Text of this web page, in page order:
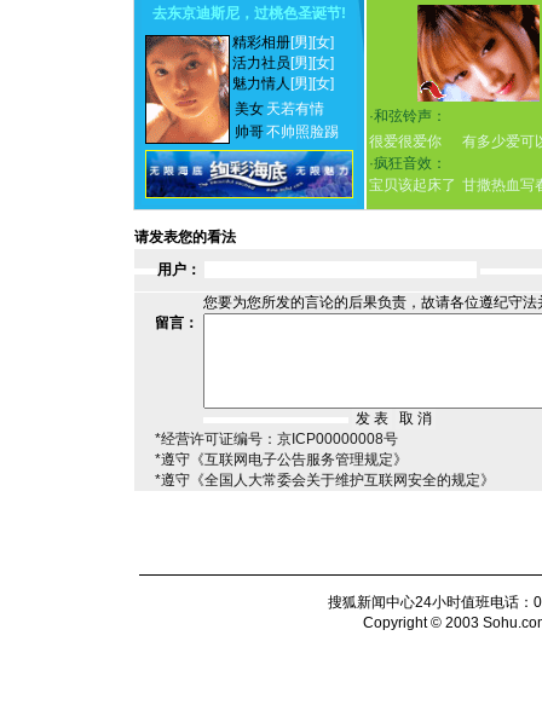
去东京迪斯尼，过桃色圣诞节!
精彩相册[男] [女]
活力社员 [男] [女]
魅力情人 [男] [女]
美女 天若有情
帅哥不帅照脸踢
·和弦铃声：
很爱很爱你
有多少爱可
·疯狂音效：
宝贝该起床了 甘撒热血写
请发表您的看法
用户：
您要为您所发的言论的后果负责，故请各位遵纪守
留言：
*经营许可证编号：京ICP00000008号
*遵守《互联网电子公告服务管理规定》
*遵守《全国人大常委会关于维护互联网安全的规定》
搜狐新闻中心24小时值班电话
Copyright © 2003